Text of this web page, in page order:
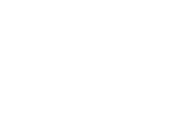
60R17 285/45R20 285/40R21
45R21 325/30R22 315/45R20